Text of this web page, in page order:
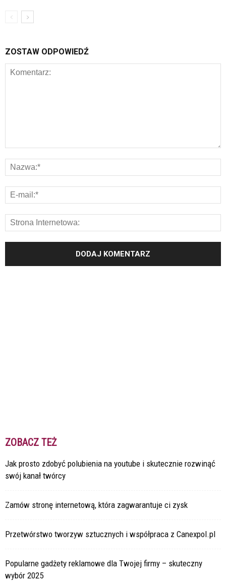
ZOSTAW ODPOWIEDŹ
ZOBACZ TEŻ
Jak prosto zdobyć polubienia na youtube i skutecznie rozwinąć
swój kanał twórcy
Zamów stronę internetową, która zagwarantuje ci zysk
Przetwórstwo tworzyw sztucznych i współpraca z Canexpol.pl
Popularne gadżety reklamowe dla Twojej firmy – skuteczny
wybór 2025